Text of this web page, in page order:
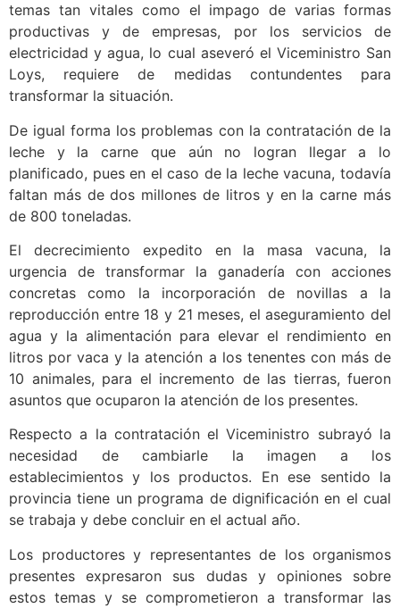
temas tan vitales como el impago de varias formas
productivas y de empresas, por los servicios de
electricidad y agua, lo cual aseveró el Viceministro San
Loys, requiere de medidas contundentes para
transformar la situación.
De igual forma los problemas con la contratación de la
leche y la carne que aún no logran llegar a lo
planificado, pues en el caso de la leche vacuna, todavía
faltan más de dos millones de litros y en la carne más
de 800 toneladas.
El decrecimiento expedito en la masa vacuna, la
urgencia de transformar la ganadería con acciones
concretas como la incorporación de novillas a la
reproducción entre 18 y 21 meses, el aseguramiento del
agua y la alimentación para elevar el rendimiento en
litros por vaca y la atención a los tenentes con más de
10 animales, para el incremento de las tierras, fueron
asuntos que ocuparon la atención de los presentes.
Respecto a la contratación el Viceministro subrayó la
necesidad de cambiarle la imagen a los
establecimientos y los productos. En ese sentido la
provincia tiene un programa de dignificación en el cual
se trabaja y debe concluir en el actual año.
Los productores y representantes de los organismos
presentes expresaron sus dudas y opiniones sobre
estos temas y se comprometieron a transformar las